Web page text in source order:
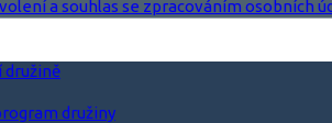
a souhlas se zpracováním osobních
družině
družiny